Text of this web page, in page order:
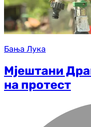
Бања Лука
Мјештани
на протест